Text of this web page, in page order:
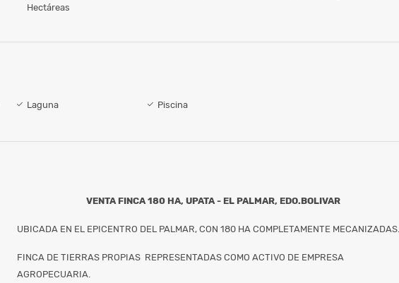
Hectáreas
Laguna Piscina
VENTA FINCA 180 HA, UPATA - EL PALMAR, EDO.BOLIVAR
UBICADA EN EL EPICENTRO DEL PALMAR, CON 180 HA COMPLETAMENTE MECANIZADAS.
FINCA DE TIERRAS PROPIAS REPRESENTADAS COMO ACTIVO DE EMPRESA
AGROPECUARIA.